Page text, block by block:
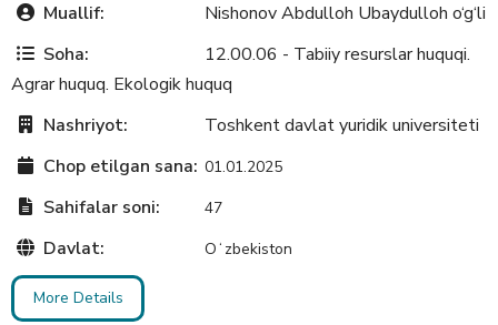
Muallif:
Nishonov Abdulloh Ubaydulloh o‘g‘li
Soha:
12.00.06 - Tabiiy resurslar huquqi.
Agrar huquq. Ekologik huquq
Nashriyot:
Toshkent davlat yuridik universiteti
Chop etilgan sana: 01.01.2025
Sahifalar soni: 47
Davlat: Oʻzbekiston
More Details